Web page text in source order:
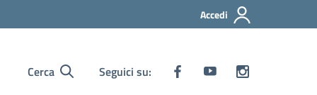
Accedi
Cerca Seguici su: